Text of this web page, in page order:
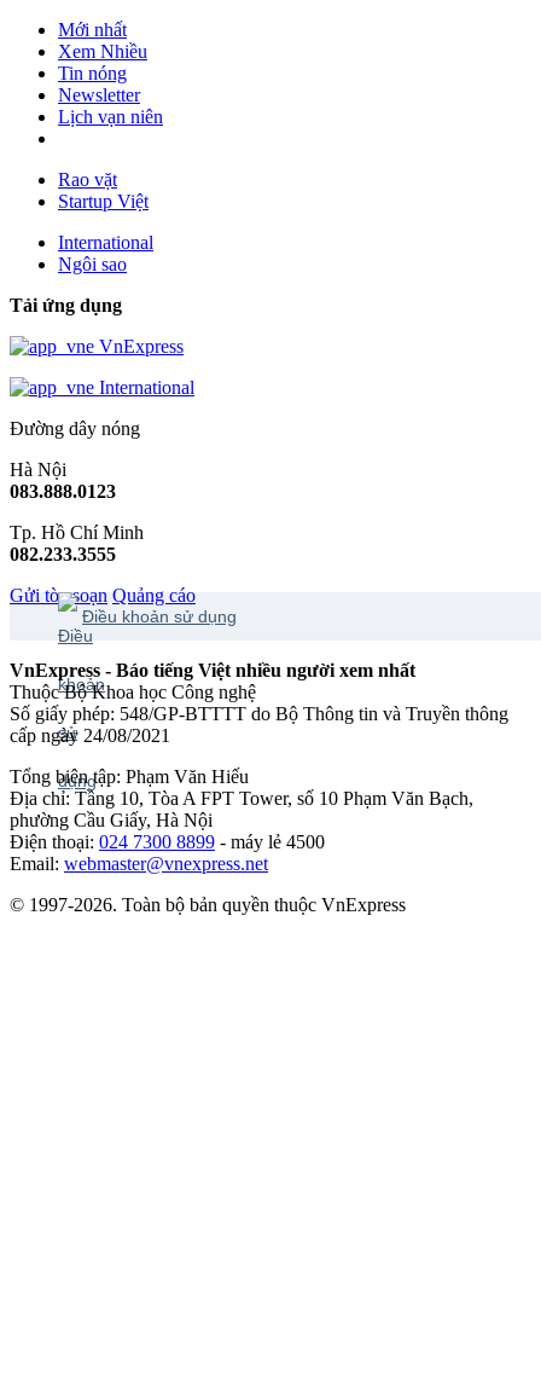
Mới nhất
Xem Nhiều
Tin nóng
Newsletter
Lịch vạn niên
Rao vặt
Startup Việt
International
Ngôi sao
Tải ứng dụng
VnExpress
International
Đường dây nóng
Hà Nội
083.888.0123
Tp. Hồ Chí Minh
082.233.3555
Gửi tòa soạn Quảng cáo
Điều khoản sử dụng
VnExpress - Báo tiếng Việt nhiều người xem nhất
Thuộc Bộ Khoa học Công nghệ
Số giấy phép: 548/GP-BTTTT do Bộ Thông tin và Truyền thông
cấp ngày 24/08/2021
Tổng biên tập: Phạm Văn Hiếu
Địa chỉ: Tầng 10, Tòa A FPT Tower, số 10 Phạm Văn Bạch,
phường Cầu Giấy, Hà Nội
Điện thoại: 024 7300 8899 - máy lẻ 4500
Email: webmaster@vnexpress.net
© 1997-2026. Toàn bộ bản quyền thuộc VnExpress